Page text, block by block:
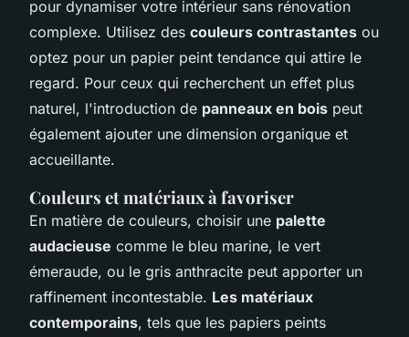
pour dynamiser votre intérieur sans rénovation
complexe. Utilisez des couleurs contrastantes ou
optez pour un papier peint tendance qui attire le
regard. Pour ceux qui recherchent un effet plus
naturel, l'introduction de panneaux en bois peut
également ajouter une dimension organique et
accueillante.
Couleurs et matériaux à favoriser
En matière de couleurs, choisir une palette
audacieuse comme le bleu marine, le vert
émeraude, ou le gris anthracite peut apporter un
raffinement incontestable. Les matériaux
contemporains, tels que les papiers peints